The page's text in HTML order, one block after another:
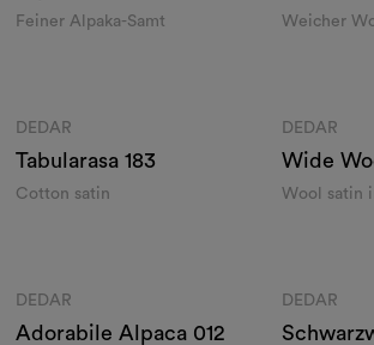
Feiner Alpaka-Samt Weicher
DEDAR
Tabularasa183
Cotton satin
DEDAR
Wide
Wool satin
DEDAR
Adorabile Alpaca 012
DEDAR